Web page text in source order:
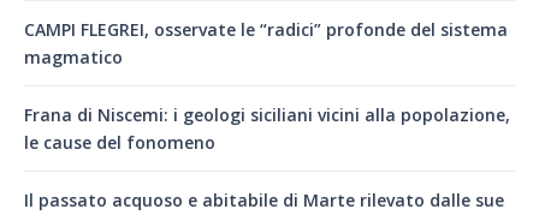
CAMPI FLEGREI, osservate le “radici” profonde del sistema
magmatico
Frana di Niscemi: i geologi siciliani vicini alla popolazione,
le cause del fonomeno
Il passato acquoso e abitabile di Marte rilevato dalle sue